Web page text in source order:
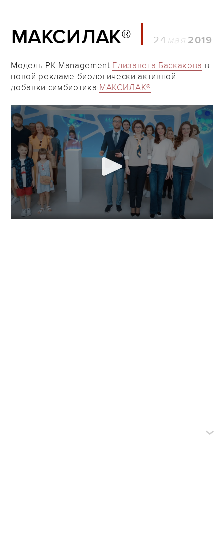
МАКСИЛАК® 24 2019
Модель PK Management Елизавета Баскакова в
новой рекламе биологически активной
добавки симбиотика МАКСИЛАК®.